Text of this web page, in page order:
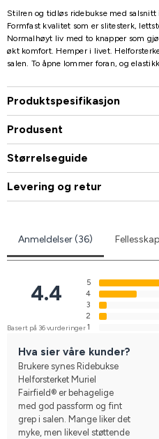
Stilren og tidløs ridebukse med
Formfast kvalitet som er slitesterk,
Normalhøyt liv med to knapper som
økt komfort. Hemper i livet.
salen. To åpne lommer foran, og
Produktspesifikasjon
Produsent
Størrelseguide
Levering og retur
Anmeldelser (36) Fellesskap
4.4
Basert på 36 vurderinger
5
4
3
2
1
Hva sier våre kunder?
Brukere synes Ridebukse
Helforsterket Muriel
Fairfield® er behagelige
med god passform og fint
grep i salen. Mange liker det
myke, men likevel støttende